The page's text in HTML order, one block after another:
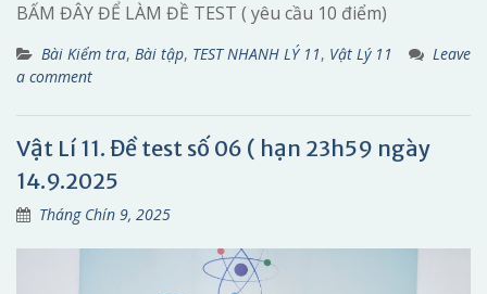
BẤM ĐÂY ĐỂ LÀM ĐỀ TEST ( yêu cầu 10 điểm)
Bài Kiểm tra, Bài tập, TEST NHANH LÝ 11, Vật Lý 11
Leave
a comment
Vật Lí 11. Đề test số 06 ( hạn 23h59 ngày
14.9.2025
Tháng Chín 9, 2025